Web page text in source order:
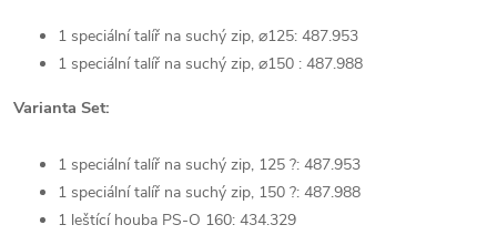
1 speciální talíř na suchý zip, ⌀125: 487.953
1 speciální talíř na suchý zip, ⌀150 : 487.988
Varianta Set:
1 speciální talíř na suchý zip, 125 ?: 487.953
1 speciální talíř na suchý zip, 150 ?: 487.988
1 leštící houba PS-O 160: 434.329